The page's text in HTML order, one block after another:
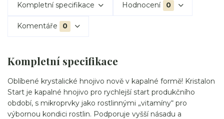
Kompletní specifikace Hodnocení 0
Komentáře 0
Kompletní specifikace
Oblíbené krystalické hnojivo nově v kapalné formě! Kristalon
Start je kapalné hnojivo pro rychlejší start produkčního
období, s mikroprvky jako rostlinnými „vitamíny“ pro
výbornou kondici rostlin. Podporuje vyšší násadu a